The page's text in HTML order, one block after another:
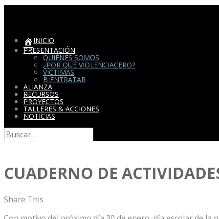
INICIO
PRESENTACIÓN
QUIÉNES SOMOS
¿POR QUÉ VIOLENCIACERO?
VÍCTIMAS
BIENTRATAR
ALIANZA
RECURSOS
PROYECTOS
TALLERES & ACCIONES
NOTICIAS
CUADERNO DE
Share This